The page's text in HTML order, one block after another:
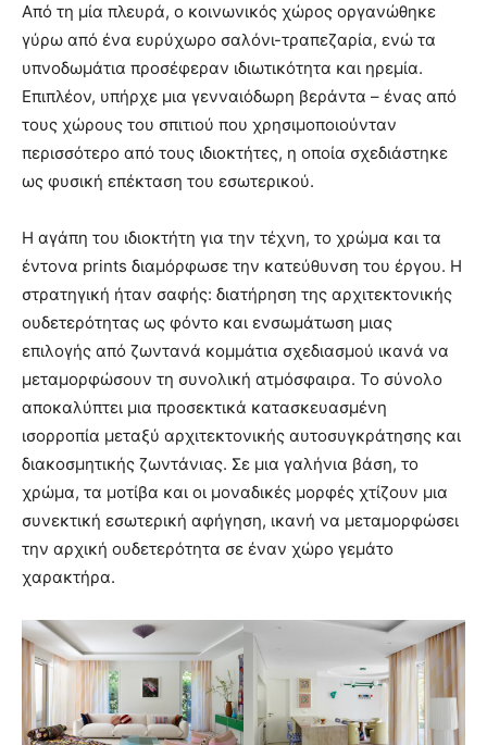
Από τη μία πλευρά, ο κοινωνικός χώρος οργανώθηκε
γύρω από ένα ευρύχωρο σαλόνι-τραπεζαρία, ενώ τα
υπνοδωμάτια προσέφεραν ιδιωτικότητα και ηρεμία.
Επιπλέον, υπήρχε μια γενναιόδωρη βεράντα – ένας από
τους χώρους του σπιτιού που χρησιμοποιούνταν
περισσότερο από τους ιδιοκτήτες, η οποία σχεδιάστηκε
ως φυσική επέκταση του εσωτερικού.
Η αγάπη του ιδιοκτήτη για την τέχνη, το χρώμα και τα
έντονα prints διαμόρφωσε την κατεύθυνση του έργου. Η
στρατηγική ήταν σαφής: διατήρηση της αρχιτεκτονικής
ουδετερότητας ως φόντο και ενσωμάτωση μιας
επιλογής από ζωντανά κομμάτια σχεδιασμού ικανά να
μεταμορφώσουν τη συνολική ατμόσφαιρα. Το σύνολο
αποκαλύπτει μια προσεκτικά κατασκευασμένη
ισορροπία μεταξύ αρχιτεκτονικής αυτοσυγκράτησης και
διακοσμητικής ζωντάνιας. Σε μια γαλήνια βάση, το
χρώμα, τα μοτίβα και οι μοναδικές μορφές χτίζουν μια
συνεκτική εσωτερική αφήγηση, ικανή να μεταμορφώσει
την αρχική ουδετερότητα σε έναν χώρο γεμάτο
χαρακτήρα.